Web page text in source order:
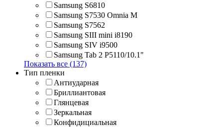
Samsung S6810
Samsung S7530 Omnia M
Samsung S7562
Samsung SIII mini i8190
Samsung SIV i9500
Samsung Tab 2 P5110/10.1"
Показать все (137)
Тип пленки
Антиударная
Бриллиантовая
Глянцевая
Зеркальная
Конфидициальная